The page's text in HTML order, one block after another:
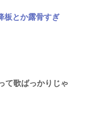
板とか露骨すぎ
て歌ばっかりじゃ